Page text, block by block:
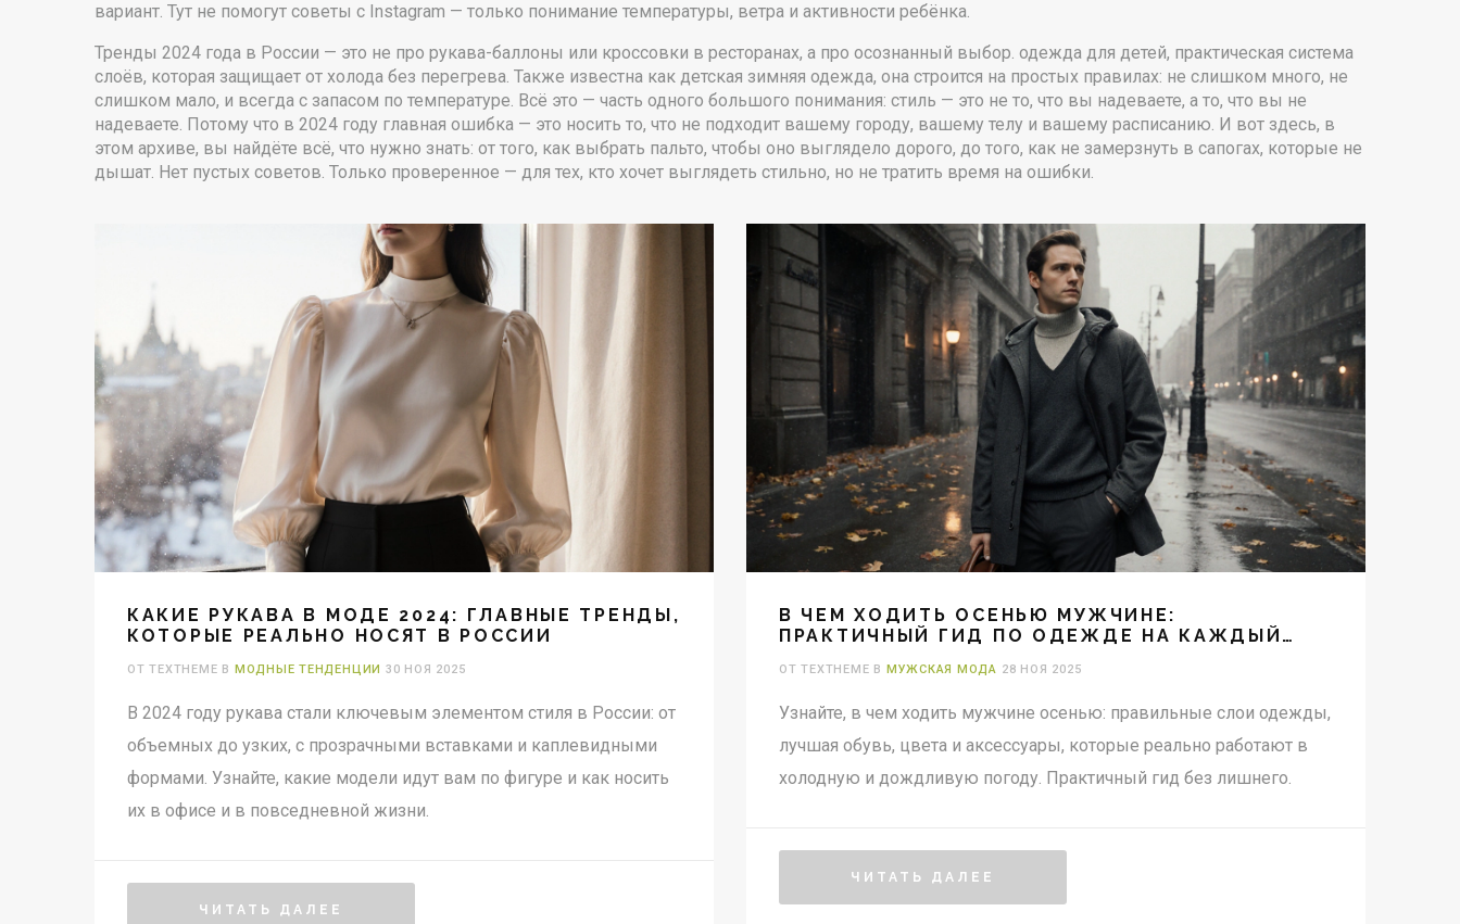
вариант. Тут не помогут советы с Instagram — только понимание температуры, ветра и активности ребёнка.
Тренды 2024 года в России — это не про рукава-баллоны или кроссовки в ресторанах, а про осознанный выбор. одежда для детей, практическая система
слоёв, которая защищает от холода без перегрева. Также известна как детская зимняя одежда, она строится на простых правилах: не слишком много, не
слишком мало, и всегда с запасом по температуре. Всё это — часть одного большого понимания: стиль — это не то, что вы надеваете, а то, что вы не
надеваете. Потому что в 2024 году главная ошибка — это носить то, что не подходит вашему городу, вашему телу и вашему расписанию. И вот здесь, в
этом архиве, вы найдёте всё, что нужно знать: от того, как выбрать пальто, чтобы оно выглядело дорого, до того, как не замерзнуть в сапогах, которые не
дышат. Нет пустых советов. Только проверенное — для тех, кто хочет выглядеть стильно, но не тратить время на ошибки.
КАКИЕ РУКАВА В МОДЕ 2024: ГЛАВНЫЕ ТРЕНДЫ,
КОТОРЫЕ РЕАЛЬНО НОСЯТ В РОССИИ
ОТ TEXTHEME В МОДНЫЕ ТЕНДЕНЦИИ 30 НОЯ 2025
В 2024 году рукава стали ключевым элементом стиля в России: от
объемных до узких, с прозрачными вставками и каплевидными
формами. Узнайте, какие модели идут вам по фигуре и как носить
их в офисе и в повседневной жизни.
ЧИТАТЬ ДАЛЕЕ
В ЧЕМ ХОДИТЬ ОСЕНЬЮ МУЖЧИНЕ:
ПРАКТИЧНЫЙ ГИД ПО ОДЕЖДЕ НА КАЖДЫЙ
ОТ TEXTHEME В МУЖСКАЯ МОДА 28 НОЯ 2025
Узнайте, в чем ходить мужчине осенью: правильные слои одежды,
лучшая обувь, цвета и аксессуары, которые реально работают в
холодную и дождливую погоду. Практичный гид без лишнего.
ЧИТАТЬ ДАЛЕЕ